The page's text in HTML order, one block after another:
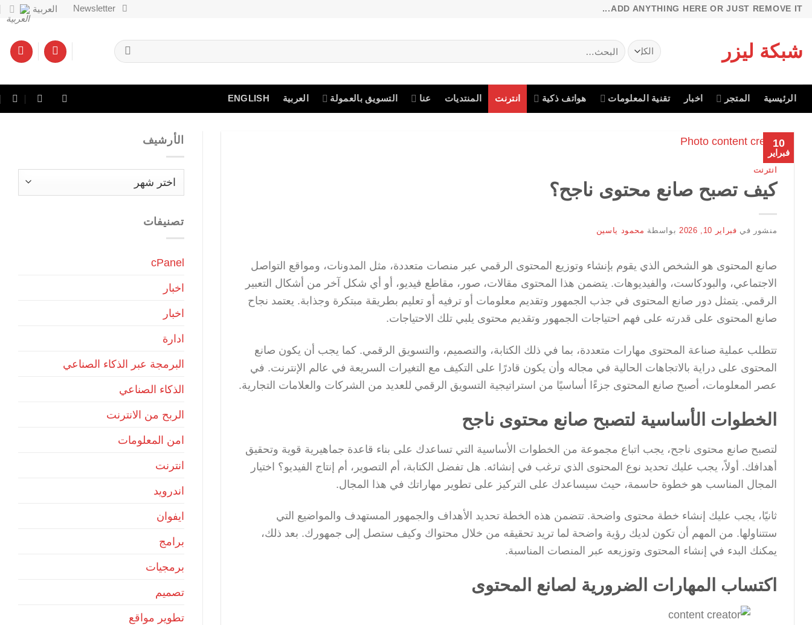
تخطي
ADD ANYTHING HERE OR JUST REMOVE IT...
Newsletter العربية
شبكة ليزر
البحث
عن:
الرئيسية المتجر اخبار تقنية المعلومات هواتف ذكية انترنت المنتديات عنا التسويق بالعمولة العربية ENGLISH
10
فبراير
انترنت
كيف تصبح صانع محتوى ناجح؟
منشور في فبراير 10, 2026 بواسطة محمود ياسين
صانع المحتوى هو الشخص الذي يقوم بإنشاء وتوزيع المحتوى الرقمي عبر منصات متعددة، مثل المدونات، ومواقع التواصل
الاجتماعي، والبودكاست، والفيديوهات. يتضمن هذا المحتوى مقالات، صور، مقاطع فيديو، أو أي شكل آخر من أشكال التعبير
الرقمي. يتمثل دور صانع المحتوى في جذب الجمهور وتقديم معلومات أو ترفيه أو تعليم بطريقة مبتكرة وجذابة. يعتمد نجاح
صانع المحتوى على قدرته على فهم احتياجات الجمهور وتقديم محتوى يلبي تلك الاحتياجات.
تتطلب عملية صناعة المحتوى مهارات متعددة، بما في ذلك الكتابة، والتصميم، والتسويق الرقمي. كما يجب أن يكون صانع
المحتوى على دراية بالاتجاهات الحالية في مجاله وأن يكون قادرًا على التكيف مع التغيرات السريعة في عالم الإنترنت. في
عصر المعلومات، أصبح صانع المحتوى جزءًا أساسيًا من استراتيجية التسويق الرقمي للعديد من الشركات والعلامات التجارية.
الخطوات الأساسية لتصبح صانع محتوى ناجح
لتصبح صانع محتوى ناجح، يجب اتباع مجموعة من الخطوات الأساسية التي تساعدك على بناء قاعدة جماهيرية قوية وتحقيق
أهدافك. أولاً، يجب عليك تحديد نوع المحتوى الذي ترغب في إنشائه. هل تفضل الكتابة، أم التصوير، أم إنتاج الفيديو؟ اختيار
المجال المناسب هو خطوة حاسمة، حيث سيساعدك على التركيز على تطوير مهاراتك في هذا المجال.
ثانيًا، يجب عليك إنشاء خطة محتوى واضحة. تتضمن هذه الخطة تحديد الأهداف والجمهور المستهدف والمواضيع التي
ستتناولها. من المهم أن تكون لديك رؤية واضحة لما تريد تحقيقه من خلال محتواك وكيف ستصل إلى جمهورك. بعد ذلك،
يمكنك البدء في إنشاء المحتوى وتوزيعه عبر المنصات المناسبة.
اكتساب المهارات الضرورية لصانع المحتوى
الأرشيف
الأرشيف
تصنيفات
cPanel
اخبار
اخبار
ادارة
البرمجة عبر الذكاء الصناعي
الذكاء الصناعي
الربح من الانترنت
امن المعلومات
انترنت
اندرويد
ايفوان
برامج
برمجيات
تصميم
تطوير مواقع